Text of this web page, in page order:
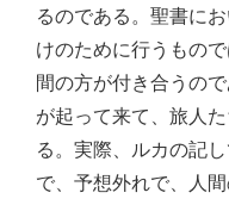
るのである。聖書に
けのために行うもの
間の方が付き合うの
が起って来て、旅人
る。実際、ルカの記
で、予想外れで、人